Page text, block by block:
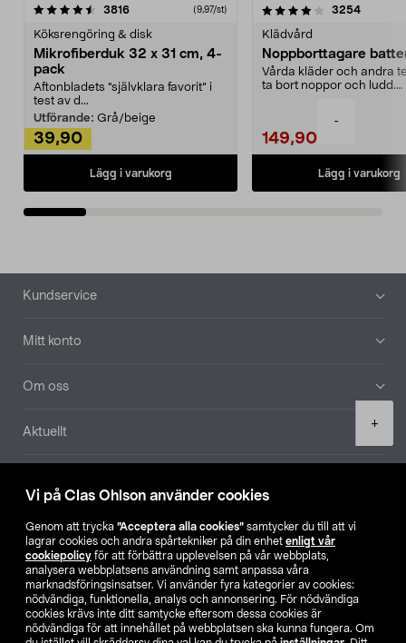
Vi på Clas Ohlson använder cookies
Genom att trycka ”Acceptera alla cookies” samtycker du till att vi
lagrar cookies och andra spårtekniker på din enhet enligt vår
cookiepolicy för att förbättra upplevelsen på vår webbplats,
analysera webbplatsens användning samt anpassa våra
marknadsföringsinsatser. Vi använder fyra kategorier av cookies:
nödvändiga, funktionella, analys och annonsering. För nödvändiga
cookies krävs inte ditt samtycke eftersom dessa cookies är
nödvändiga för att innehållet på webbplatsen ska kunna fungera. Om
-
+
3816recensioner (9,97/st)
Köksrengöring & disk
Mikrofiberduk 32 x 31 cm, 4-
pack
Aftonbladets "självklara favorit” i
test av d...
Utförande: Grå/beige
39,90
Lägg i varukorg
4.0av 5 stjärnor 3254
Klädvård
Noppborttagare
Vårda kläder och andra
ta bort noppor och ludd.
149,90
Lägg i varukorg
4.5av 5 stjärnor
Sidfot
Kundservice
Mitt konto
Om oss
Aktuellt
Hitta butik
SE NO FI